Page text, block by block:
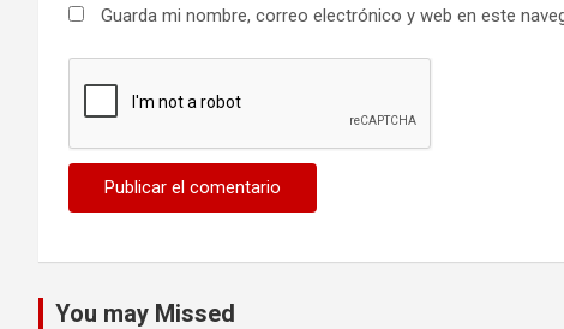
Guarda mi nombre, correo electrónico y web en este
You may Missed